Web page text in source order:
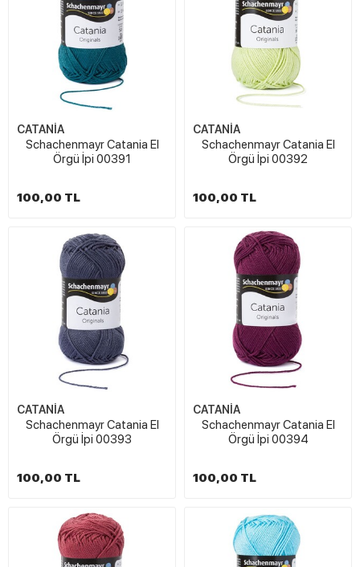
CATANİA
Schachenmayr Catania El
Örgü İpi 00391
100,00 TL
CATANİA
Schachenmayr Catania El
Örgü İpi 00392
100,00 TL
CATANİA
Schachenmayr Catania El
Örgü İpi 00393
100,00 TL
CATANİA
Schachenmayr Catania El
Örgü İpi 00394
100,00 TL